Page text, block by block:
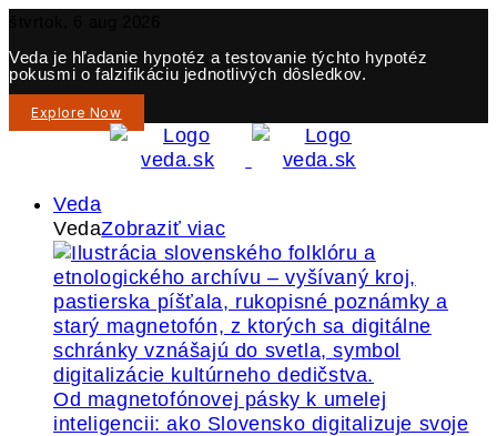
Veda je hľadanie hypotéz a testovanie týchto hypotéz
pokusmi o falzifikáciu jednotlivých dôsledkov.
Explore Now
Veda
VedaZobraziť viac
Od magnetofónovej pásky k umelej
inteligencii: ako Slovensko digitalizuje svoje